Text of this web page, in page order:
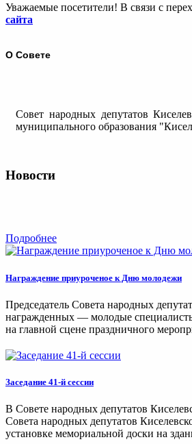
Уважаемые посетители! В связи с
сайта
О Совете
Совет народных депутатов
муниципального образования
Новости
Подробнее
Награждение приуроченое к Дню молодежи
Председатель Совета народных
награжденных — молодые
на главной сцене праздничного
Заседание 41-й сессии
В Совете народных депутатов
Совета народных депутатов
установке мемориальной доски на